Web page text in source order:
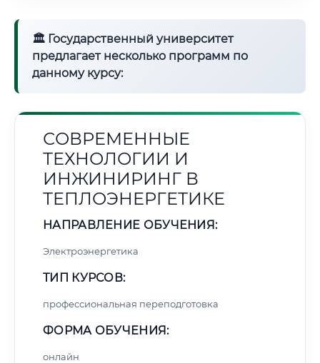
🏛 Государственный университет
предлагает несколько программ по
данному курсу:
СОВРЕМЕННЫЕ
ТЕХНОЛОГИИ И
ИНЖИНИРИНГ В
ТЕПЛОЭНЕРГЕТИКЕ
НАПРАВЛЕНИЕ ОБУЧЕНИЯ:
Электроэнергетика
ТИП КУРСОВ:
профессиональная переподготовка
ФОРМА ОБУЧЕНИЯ:
онлайн